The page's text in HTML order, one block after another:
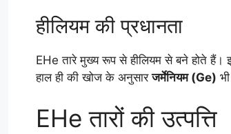
हीलियम की प्रधानता
EHe तारे मुख्य रूप से हीलियम से बने होते
हाल ही की खोज के अनुसारजर्मेनियम (Ge)
EHe तारों की उत्पत्ति